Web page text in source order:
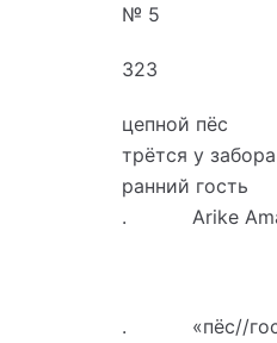
№ 5
323
цепной пёс
трётся у забора
ранний гость
. Arike
. «пёс//